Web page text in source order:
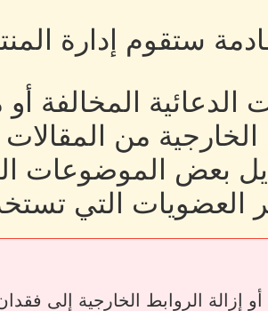
ستقوم إدارة
الدعائية المخالفة
الخارجية من
بعض الموضوعات
العضويات التي